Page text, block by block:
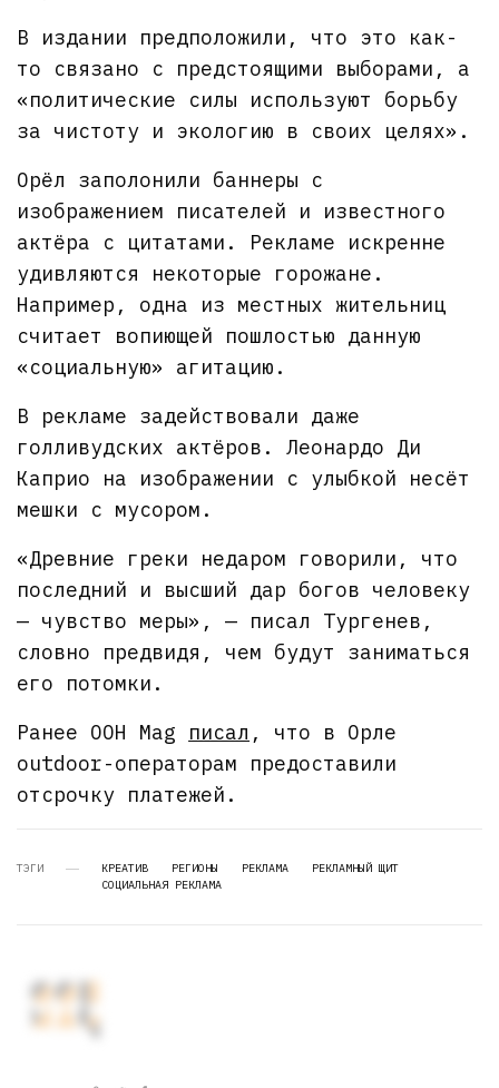
В издании предположили, что это как-
то связано с предстоящими выборами, а
«политические силы используют борьбу
за чистоту и экологию в своих целях».
Орёл заполонили баннеры с
изображением писателей и известного
актёра с цитатами. Рекламе искренне
удивляются некоторые горожане.
Например, одна из местных жительниц
считает вопиющей пошлостью данную
«социальную» агитацию.
В рекламе задействовали даже
голливудских актёров. Леонардо Ди
Каприо на изображении с улыбкой несёт
мешки с мусором.
«Древние греки недаром говорили, что
последний и высший дар богов человеку
— чувство меры», — писал Тургенев,
словно предвидя, чем будут заниматься
его потомки.
Ранее OOH Mag писал , что в Орле
outdoor-операторам предоставили
отсрочку платежей.
ТЭГИ КРЕАТИВ РЕГИОНЫ РЕКЛАМА
РЕКЛАМНЫЙ ЩИТ
СОЦИАЛЬНАЯ РЕКЛАМА